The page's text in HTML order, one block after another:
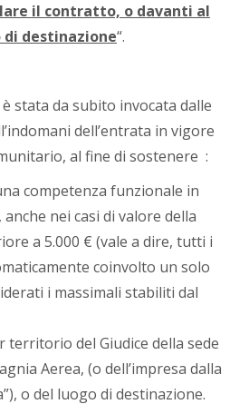
il contratto, o davanti al
destinazione“.
stata da subito invocata dalle
dell’entrata in vigore
al fine di sostenere :
competenza funzionale in
nei casi di valore della
a 5.000 € (vale a dire, tutti i
coinvolto un solo
i massimali stabiliti dal
territorio del Giudice della sede
Aerea, (o dell’impresa dalla
o del luogo di destinazione.